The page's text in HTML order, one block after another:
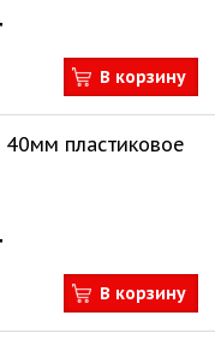
В корзину
пластиковое
В корзину